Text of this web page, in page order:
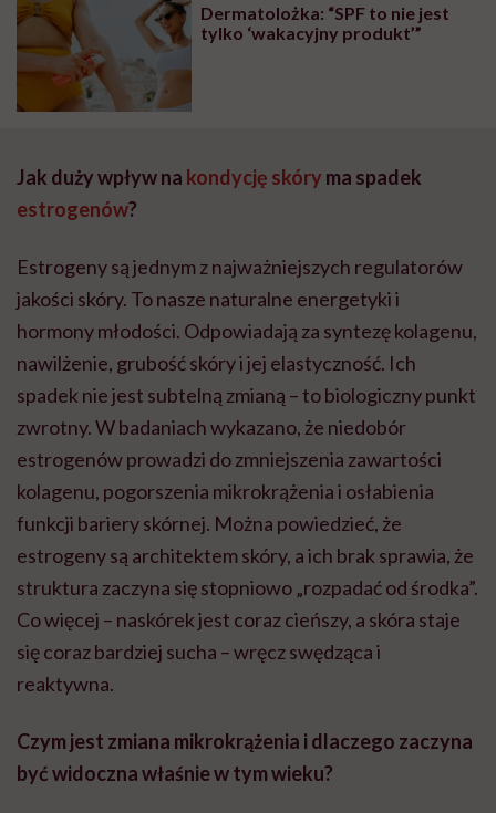
Dermatolożka: “SPF to nie jest
tylko ‘wakacyjny produkt’”
Jak duży wpływ na kondycję skóry ma spadek
estrogenów?
Estrogeny są jednym z najważniejszych regulatorów
jakości skóry. To nasze naturalne energetyki i
hormony młodości. Odpowiadają za syntezę kolagenu,
nawilżenie, grubość skóry i jej elastyczność. Ich
spadek nie jest subtelną zmianą – to biologiczny punkt
zwrotny. W badaniach wykazano, że niedobór
estrogenów prowadzi do zmniejszenia zawartości
kolagenu, pogorszenia mikrokrążenia i osłabienia
funkcji bariery skórnej. Można powiedzieć, że
estrogeny są architektem skóry, a ich brak sprawia, że
struktura zaczyna się stopniowo „rozpadać od środka”.
Co więcej – naskórek jest coraz cieńszy, a skóra staje
się coraz bardziej sucha – wręcz swędząca i
reaktywna.
Czym jest zmiana mikrokrążenia i dlaczego zaczyna
być widoczna właśnie w tym wieku?